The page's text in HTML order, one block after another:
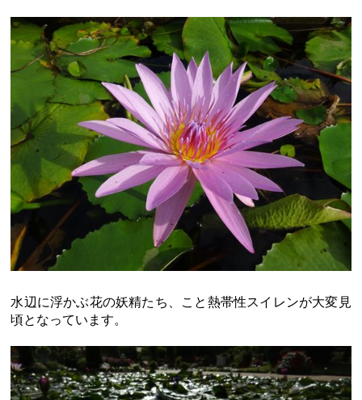
水辺に浮かぶ花の妖精たち、こと熱帯性スイレンが大変見
頃となっています。